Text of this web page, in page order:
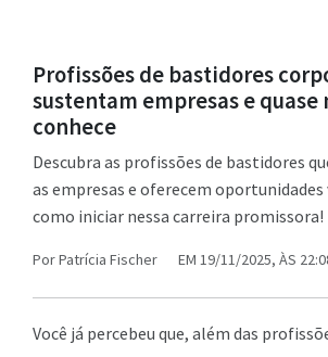
Profissões de bastidores
sustentam empresas e quase
conhece
Descubra as profissões de bastidores
as empresas e oferecem oportunidades
como iniciar nessa carreira promissora!
PorPatrícia Fischer EM 19/11/2025, ÀS
Você já percebeu que, além das